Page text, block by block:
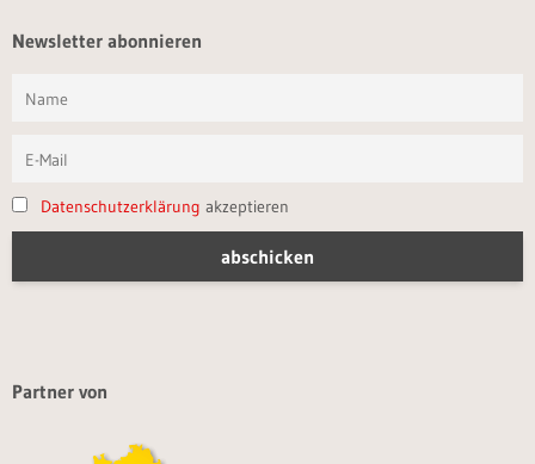
Newsletter abonnieren
Datenschutzerklärung akzeptieren
Partner von